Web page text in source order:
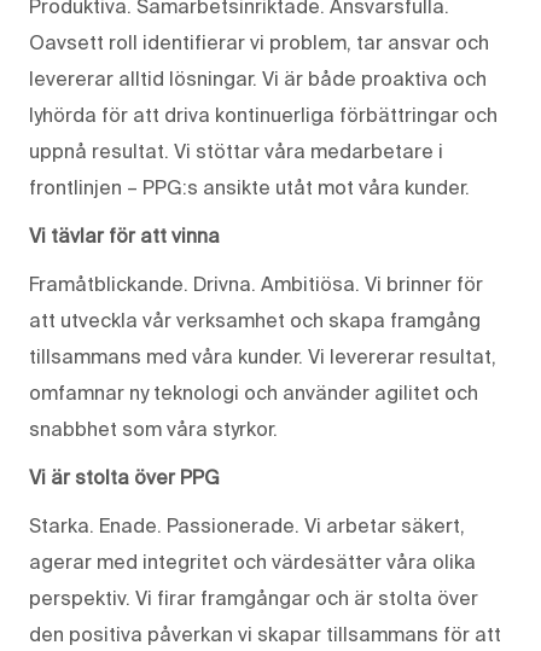
Produktiva. Samarbetsinriktade. Ansvarsfulla.
Oavsett roll identifierar vi problem, tar ansvar och
levererar alltid lösningar. Vi är både proaktiva och
lyhörda för att driva kontinuerliga förbättringar och
uppnå resultat. Vi stöttar våra medarbetare i
frontlinjen – PPG:s ansikte utåt mot våra kunder.
Vi tävlar för att vinna
Framåtblickande. Drivna. Ambitiösa. Vi brinner för
att utveckla vår verksamhet och skapa framgång
tillsammans med våra kunder. Vi levererar resultat,
omfamnar ny teknologi och använder agilitet och
snabbhet som våra styrkor.
Vi är stolta över PPG
Starka. Enade. Passionerade. Vi arbetar säkert,
agerar med integritet och värdesätter våra olika
perspektiv. Vi firar framgångar och är stolta över
den positiva påverkan vi skapar tillsammans för att